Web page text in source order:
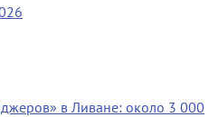
в Ливане: около 3 000